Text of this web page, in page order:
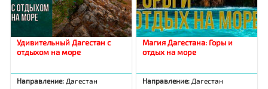
Удивительный Дагестан с
отдыхом на море
Направление: Дагестан
Магия Дагестана: Горы и
отдых на море
Направление: Дагестан